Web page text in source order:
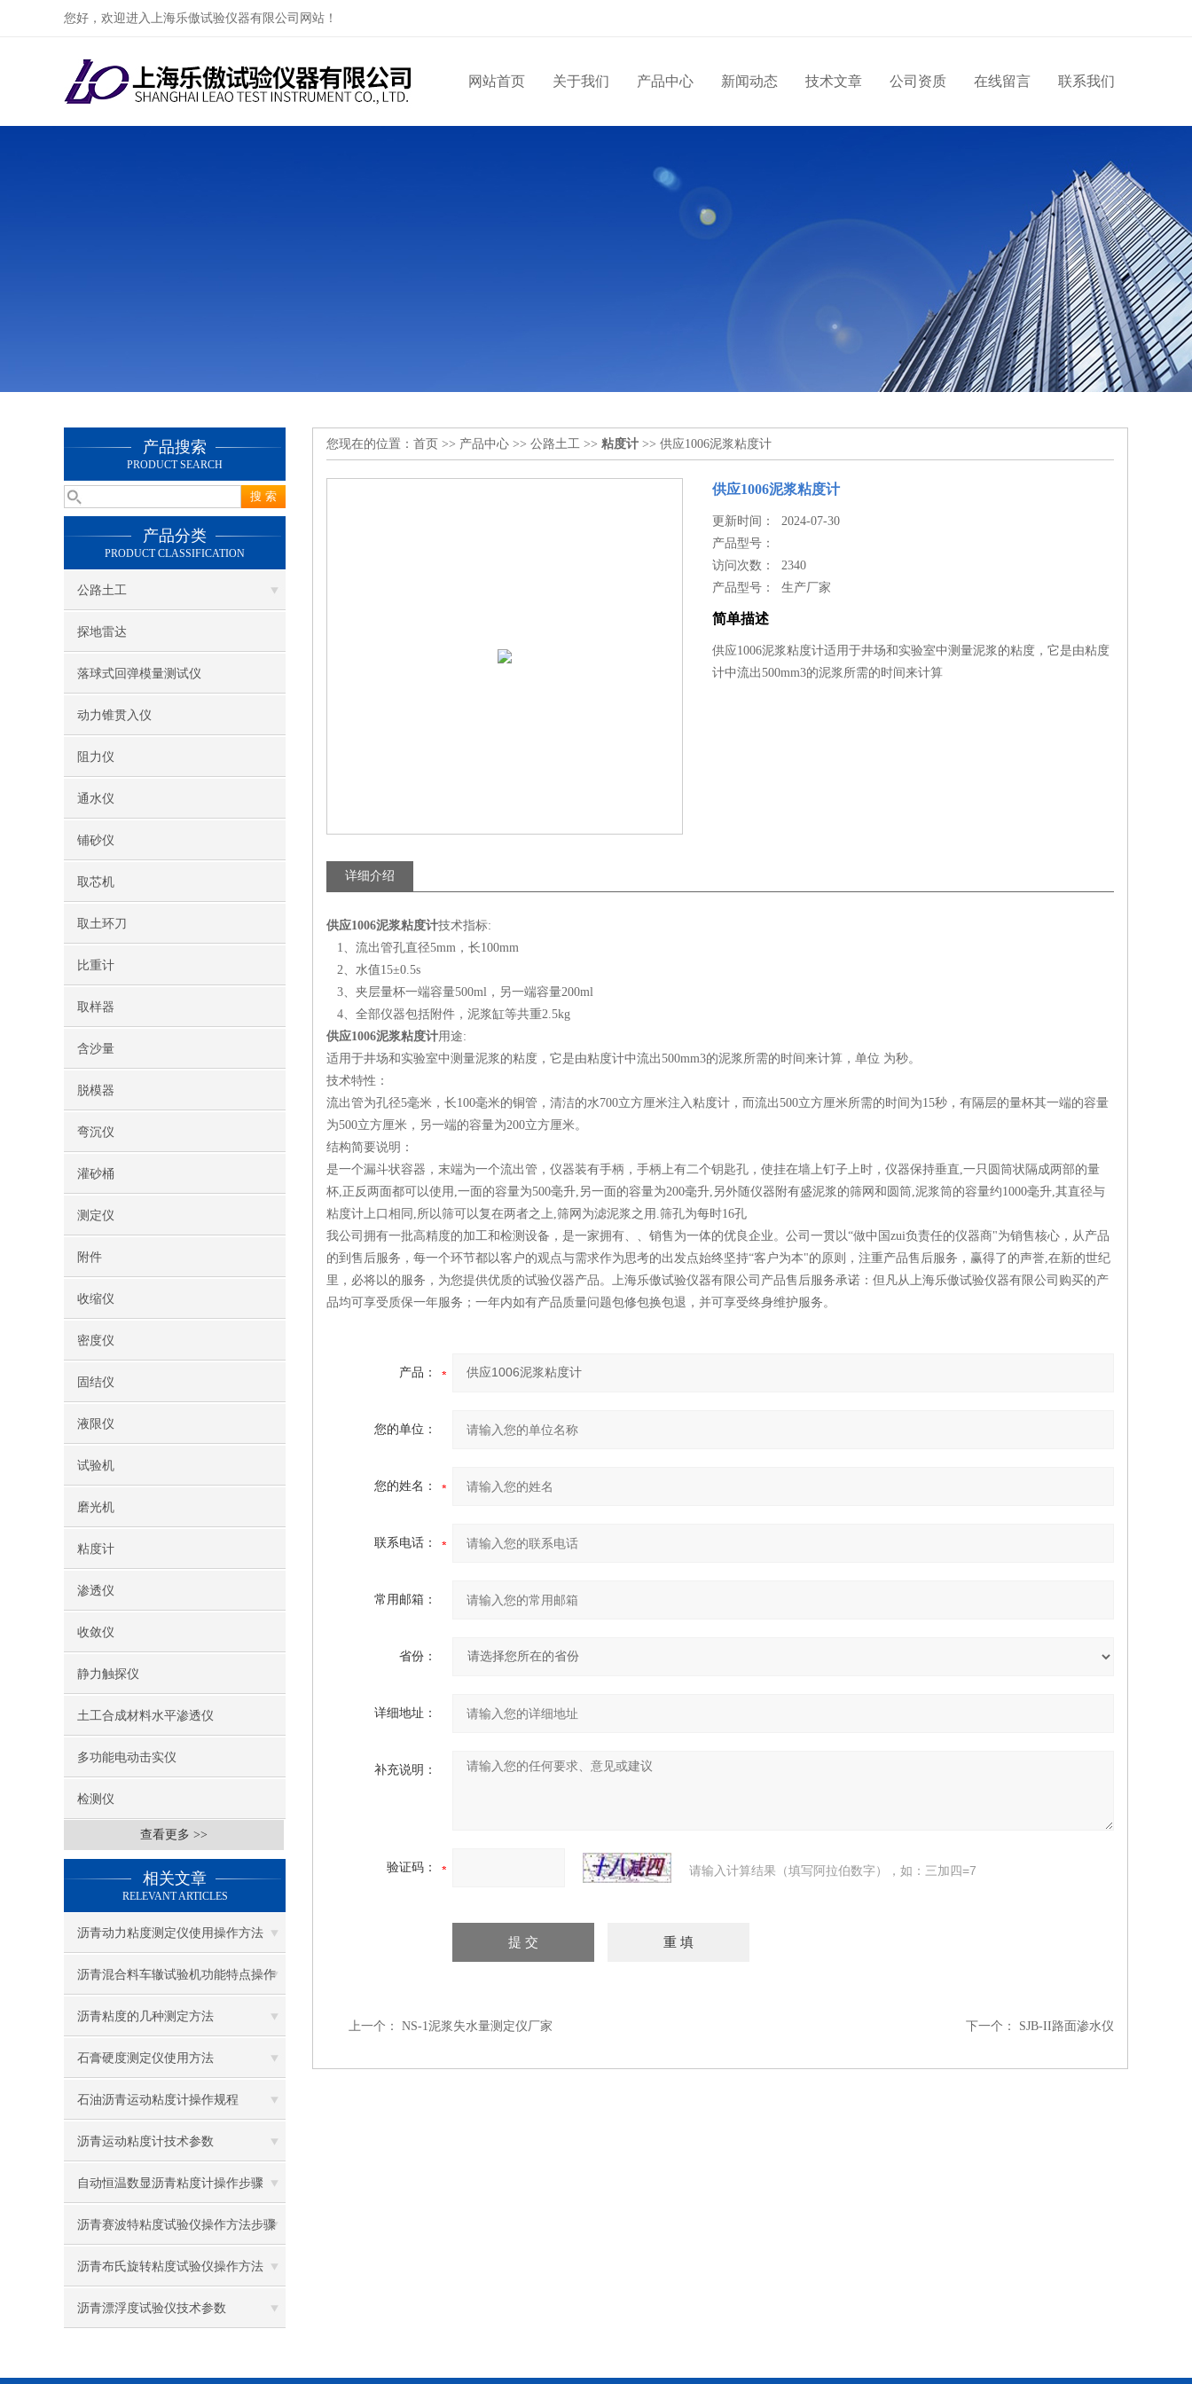
您好，欢迎进入上海乐傲试验仪器有限公司网站！
网站首页 关于我们 产品中心 新闻动态 技术文章 公司资质 在线留言 联系我们
产品搜索
PRODUCT SEARCH
产品分类
PRODUCT CLASSIFICATION
公路土工
探地雷达
落球式回弹模量测试仪
动力锥贯入仪
阻力仪
通水仪
铺砂仪
取芯机
取土环刀
比重计
取样器
含沙量
脱模器
弯沉仪
灌砂桶
测定仪
附件
收缩仪
密度仪
固结仪
液限仪
试验机
磨光机
粘度计
渗透仪
收敛仪
静力触探仪
土工合成材料水平渗透仪
多功能电动击实仪
检测仪
查看更多 >>
相关文章
RELEVANT ARTICLES
沥青动力粘度测定仪使用操作方法
沥青混合料车辙试验机功能特点操作
使用说明
沥青粘度的几种测定方法
石膏硬度测定仪使用方法
石油沥青运动粘度计操作规程
沥青运动粘度计技术参数
自动恒温数显沥青粘度计操作步骤
沥青赛波特粘度试验仪操作方法步骤
沥青布氏旋转粘度试验仪操作方法
沥青漂浮度试验仪技术参数
您现在的位置： 首页 >> 产品中心 >> 公路土工 >> 粘度计 >> 供应1006泥浆粘度计
供应1006泥浆粘度计
更新时间： 2024-07-30
产品型号：
访问次数： 2340
产品型号： 生产厂家
简单描述
供应1006泥浆粘度计适用于井场和实验室中测量泥浆的粘度，它是由粘度
计中流出500mm3的泥浆所需的时间来计算
详细介绍
供应1006泥浆粘度计技术指标:
1、流出管孔直径5mm，长100mm
2、水值15±0.5s
3、夹层量杯一端容量500ml，另一端容量200ml
4、全部仪器包括附件，泥浆缸等共重2.5kg
供应1006泥浆粘度计用途:
适用于井场和实验室中测量泥浆的粘度，它是由粘度计中流出500mm3的泥浆所需的时间来计算，单位 为秒。
技术特性：
流出管为孔径5毫米，长100毫米的铜管，清洁的水700立方厘米注入粘度计，而流出500立方厘米所需的时间为15秒，有隔层的量杯其一端的容量
为500立方厘米，另一端的容量为200立方厘米。
结构简要说明：
是一个漏斗状容器，末端为一个流出管，仪器装有手柄，手柄上有二个钥匙孔，使挂在墙上钉子上时，仪器保持垂直,一只圆筒状隔成两部的量
杯,正反两面都可以使用,一面的容量为500毫升,另一面的容量为200毫升,另外随仪器附有盛泥浆的筛网和圆筒,泥浆筒的容量约1000毫升,其直径与
粘度计上口相同,所以筛可以复在两者之上,筛网为滤泥浆之用.筛孔为每时16孔
我公司拥有一批高精度的加工和检测设备，是一家拥有、、销售为一体的优良企业。公司一贯以“做中国zui负责任的仪器商"为销售核心，从产品
的到售后服务，每一个环节都以客户的观点与需求作为思考的出发点始终坚持“客户为本"的原则，注重产品售后服务，赢得了的声誉,在新的世纪
里，必将以的服务，为您提供优质的试验仪器产品。上海乐傲试验仪器有限公司产品售后服务承诺：但凡从上海乐傲试验仪器有限公司购买的产
品均可享受质保一年服务；一年内如有产品质量问题包修包换包退，并可享受终身维护服务。
产品：
您的单位：
您的姓名：
联系电话：
常用邮箱：
省份：
详细地址：
补充说明：
验证码： 请输入计算结果（填写阿拉伯数字），如：三加四=7
上一个： NS-1泥浆失水量测定仪厂家 下一个： SJB-II路面渗水仪